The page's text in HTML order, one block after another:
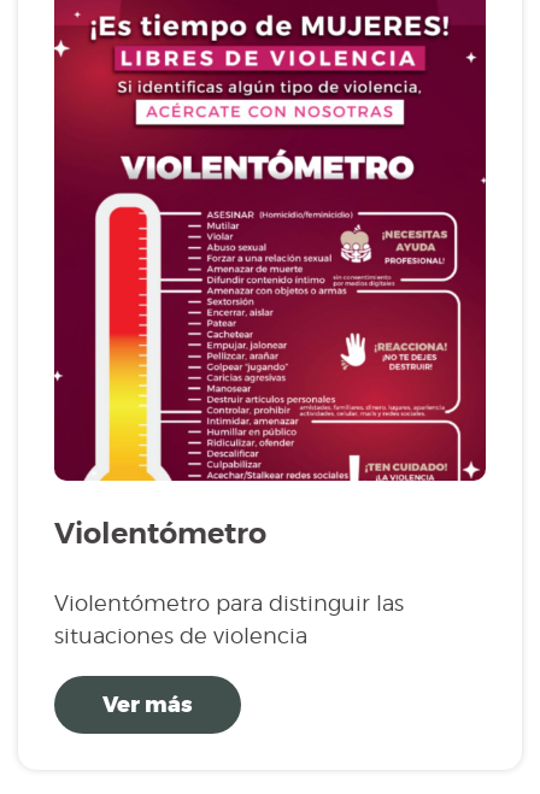
Violentómetro
Violentómetro para distinguir las
situaciones de violencia
Ver más